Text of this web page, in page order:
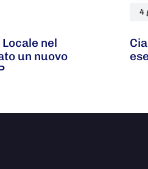
nel
un nuovo
4